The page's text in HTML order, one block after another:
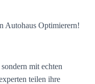
Autohaus Optimierern!
mit echten
teilen ihre